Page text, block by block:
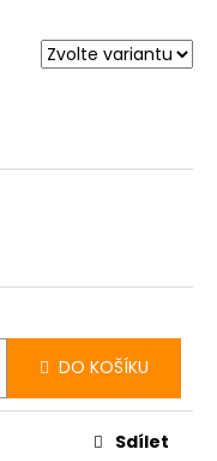
DO KOŠÍKU
Sdílet